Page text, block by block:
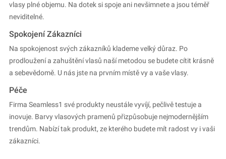
vlasy plné objemu. Na dotek si spoje ani nevšimnete a jsou téměř
neviditelné.
Spokojení Zákazníci
Na spokojenost svých zákazníků klademe velký důraz. Po
prodloužení a zahuštění vlasů naší metodou se budete cítit krásně
a sebevědomě. U nás jste na prvním místě vy a vaše vlasy.
Péče
Firma Seamless1 své produkty neustále vyvíjí, pečlivě testuje a
inovuje. Barvy vlasových pramenů přizpůsobuje nejmodernějším
trendům. Nabízí tak produkt, ze kterého budete mít radost vy i vaši
zákazníci.